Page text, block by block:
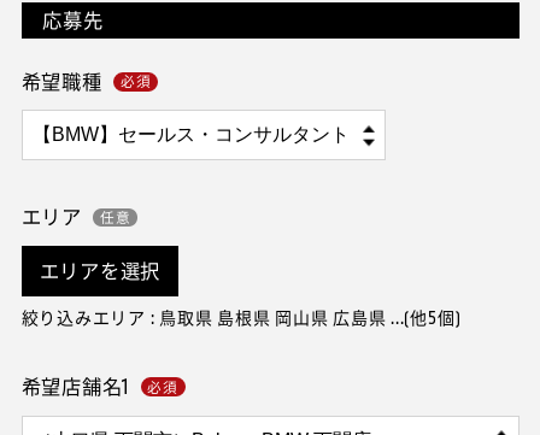
応募先
希望職種
エリア
エリアを選択
絞り込みエリア : 鳥取県 島根県 岡山県 広島県 ...(他5個)
希望店舗名1